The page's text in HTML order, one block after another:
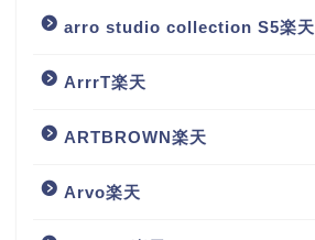
arro studio collection S5楽天
ArrrT楽天
ARTBROWN楽天
Arvo楽天